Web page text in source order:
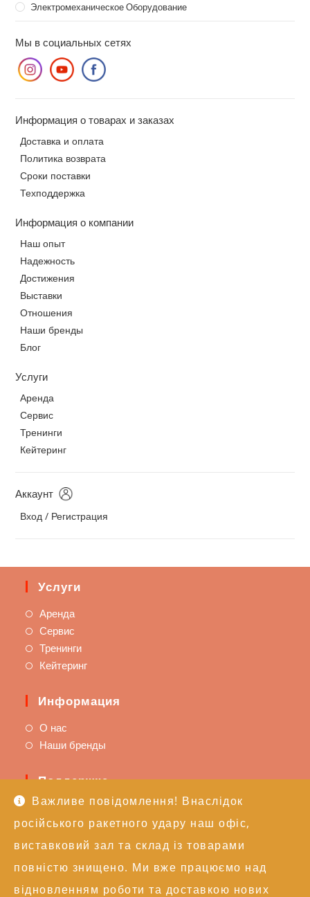
Важливе повідомлення! Внаслідок
російського ракетного удару наш офіс,
виставковий зал та склад із товарами
повністю знищено. Ми вже працюємо над
відновленням роботи та доставкою нових
Электромеханическое Оборудование
Мы в социальных сетях
Информация о товарах и заказах
Доставка и оплата
Политика возврата
Сроки поставки
Техподдержка
Информация о компании
Наш опыт
Надежность
Достижения
Выставки
Отношения
Наши бренды
Блог
Услуги
Аренда
Сервис
Тренинги
Кейтеринг
Аккаунт
Вход / Регистрация
Услуги
Аренда
Сервис
Тренинги
Кейтеринг
Информация
О нас
Наши бренды
Поддержка
Доставка и оплата
Политика возврата
Техподдержка